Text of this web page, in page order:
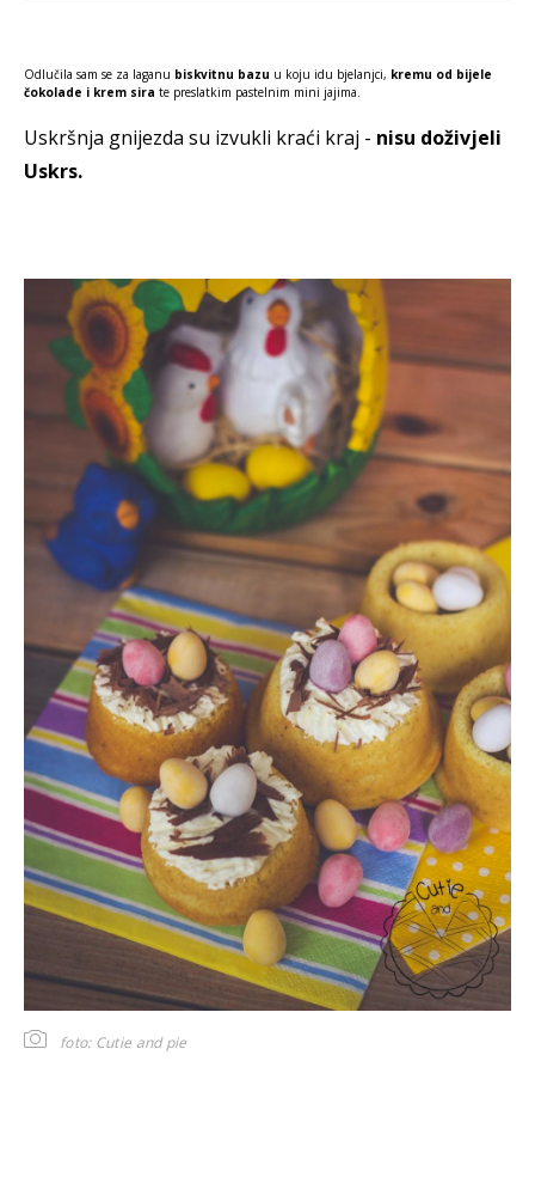
Odlučila sam se za laganu biskvitnu bazu u koju idu bjelanjci, kremu od bijele
čokolade i krem sira te preslatkim pastelnim mini jajima.
Uskršnja gnijezda su izvukli kraći kraj - nisu doživjeli
Uskrs.
foto: Cutie and pie